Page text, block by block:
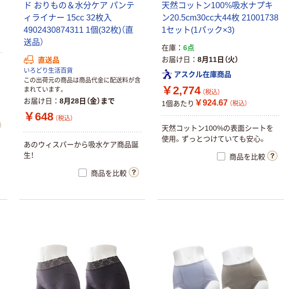
ド おりもの＆水分ケア パンテ
ィライナー 15cc 32枚入
4902430874311 1個(32枚)（直
送品）
直送品
いろどり生活百貨
この出荷元の商品は商品代金に配送料が含
まれています。
お届け日 8月28日（金）まで
￥648 （税込）
あのウィスパーから吸水ケア商品誕
生！
商品を比較
天然コットン100%吸水ナプキ
ン20.5cm30cc大44枚 21001738
1セット(1パック×3)
在庫
6点
お届け日
8月11日（火）
アスクル在庫商品
￥2,774 （税込）
1個あたり ￥924.67 （税込）
天然コットン100%の表面シートを
使用。ずっとつけていても安心。
商品を比較